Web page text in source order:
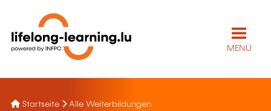
MENÜ
Startseite Alle Weiterbildungen